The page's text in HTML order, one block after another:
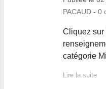
PACAUD - 0
Cliquez sur
catégorie
Lire la suite